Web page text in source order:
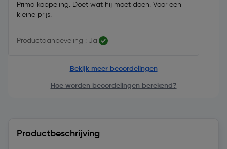
Prima koppeling. Doet wat hij moet doen. Voor een
kleine prijs.
Productaanbeveling : Ja
Bekijk meer beoordelingen
Hoe worden beoordelingen berekend?
Productbeschrijving